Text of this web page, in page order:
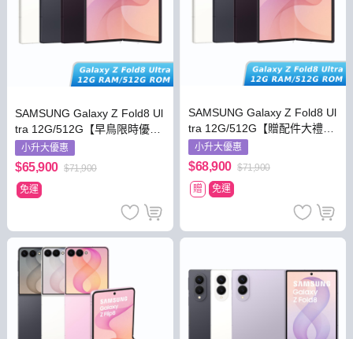
SAMSUNG Galaxy Z Fold8 Ul
tra 12G/512G【早鳥限時優
惠】
小升大優惠
$65,900 $71,900
免運
SAMSUNG Galaxy Z Fold8 Ul
tra 12G/512G【贈配件大禮
包】
小升大優惠
$68,900 $71,900
贈
免運